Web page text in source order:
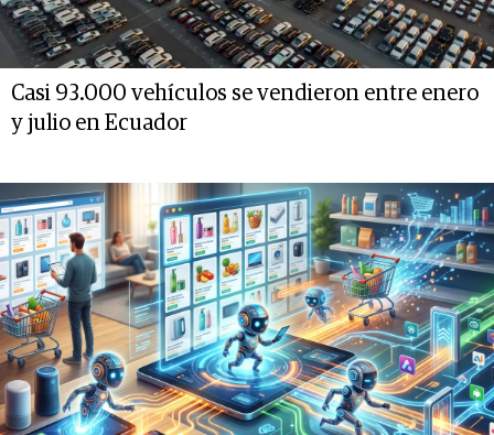
Casi 93.000 vehículos se vendieron entre enero
y julio en Ecuador